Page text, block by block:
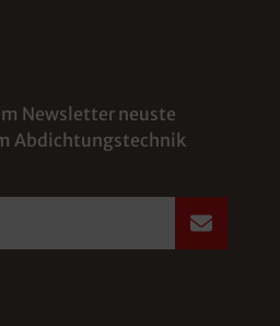
Newsletter neuste
Abdichtungstechnik